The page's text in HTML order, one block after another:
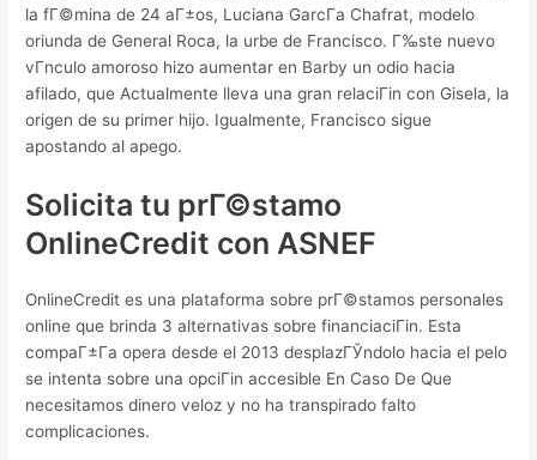
la fГ©mina de 24 aГ±os, Luciana GarcГ­a Chafrat, modelo
oriunda de General Roca, la urbe de Francisco. Г‰ste nuevo
vГ­nculo amoroso hizo aumentar en Barby un odio hacia
afilado, que Actualmente lleva una gran relaciГіn con Gisela, la
origen de su primer hijo. Igualmente, Francisco sigue
apostando al apego.
Solicita tu prГ©stamo
OnlineCredit con ASNEF
OnlineCredit es una plataforma sobre prГ©stamos personales
online que brinda 3 alternativas sobre financiaciГіn. Esta
compaГ±Г­a opera desde el 2013 desplazГЎndolo hacia el pelo
se intenta sobre una opciГіn accesible En Caso De Que
necesitamos dinero veloz y no ha transpirado falto
complicaciones.